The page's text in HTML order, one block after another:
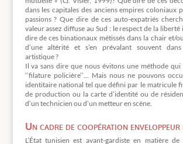
dans les capitales des anciens empires coloniaux
passions ? Que dire de ces auto-expatriés
valeur assez diffuse au Sud : le respect de la
dire de ces binationaux métissés dans la chair et/
d’une altérité et s’en prévalant souvent
artistique ?
Il va sans dire que nous évitons une méthode
‘‘filature policière’’… Mais nous ne pouvons
identitaire national tel que défini par le matricule
de production ou la carte d’identité ou de
d’un technicien ou d’un metteur en scène.
Un cadre de coopération enveloppeur
L’État tunisien est avant-gardiste en matière